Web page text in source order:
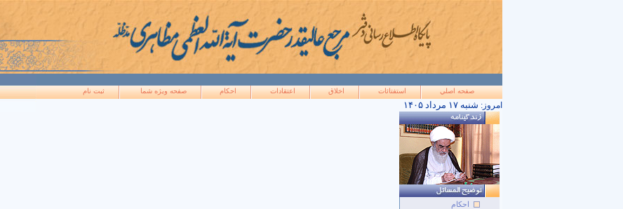
صفحه اصلي استفتائات اخلاق اعتقادات احکام صفحه ويژه شما ثبت نام
امروز: ۱۴۰۵ شنبه ۱۷ مرداد
احکام